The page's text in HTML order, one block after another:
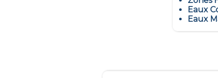
Eaux
Eaux